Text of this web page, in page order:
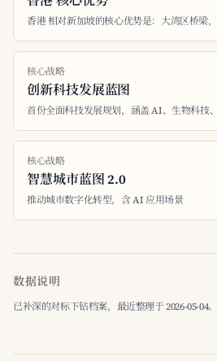
香港 相对新加坡的核心优势是：大湾区桥梁，
核心战略
创新科技发展蓝图
首份全面科技发展规划，涵盖 AI、生物科技
核心战略
智慧城市蓝图 2.0
推动城市数字化转型，含 AI 应用场景
数据说明
已补深的对标下钻档案，最近整理于 2026-05-04。